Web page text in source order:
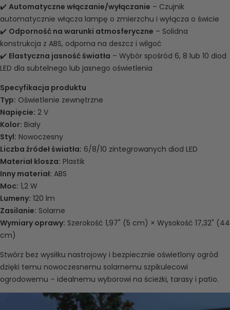
✔️ Automatyczne włączanie/wyłączanie – Czujnik
automatycznie włącza lampę o zmierzchu i wyłącza o świcie
✔️ Odporność na warunki atmosferyczne – Solidna
konstrukcja z ABS, odporna na deszcz i wilgoć
✔️ Elastyczna jasność światła – Wybór spośród 6, 8 lub 10 diod
LED dla subtelnego lub jasnego oświetlenia
Specyfikacja produktu
Typ: Oświetlenie zewnętrzne
Napięcie: 2 V
Kolor: Biały
Styl: Nowoczesny
Liczba źródeł światła: 6/8/10 zintegrowanych diod LED
Materiał klosza: Plastik
Inny materiał: ABS
Moc: 1,2 W
Lumeny: 120 lm
Zasilanie: Solarne
Wymiary oprawy: Szerokość 1,97" (5 cm) × Wysokość 17,32" (44
cm)
Stwórz bez wysiłku nastrojowy i bezpiecznie oświetlony ogród
dzięki temu nowoczesnemu solarnemu szpikulecowi
ogrodowemu – idealnemu wyborowi na ścieżki, tarasy i patio.